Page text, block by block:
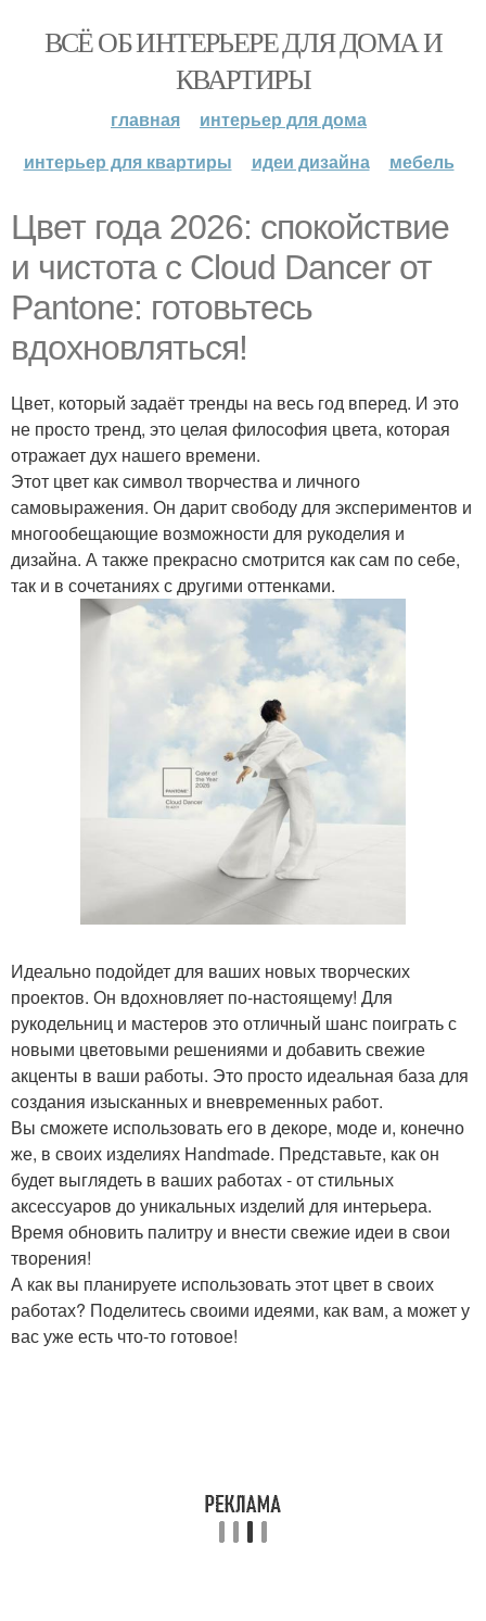
ВСЁ ОБ ИНТЕРЬЕРЕ ДЛЯ ДОМА И
КВАРТИРЫ
главная
интерьер для дома
интерьер для квартиры
идеи дизайна мебель
Цвет года 2026: спокойствие
и чистота с Cloud Dancer от
Pantone: готовьтесь
вдохновляться!
Цвет, который задаёт тренды на весь год вперед. И это
не просто тренд, это целая философия цвета, которая
отражает дух нашего времени.
Этот цвет как символ творчества и личного
самовыражения. Он дарит свободу для экспериментов и
многообещающие возможности для рукоделия и
дизайна. А также прекрасно смотрится как сам по себе,
так и в сочетаниях с другими оттенками.
Идеально подойдет для ваших новых творческих
проектов. Он вдохновляет по-настоящему! Для
рукодельниц и мастеров это отличный шанс поиграть с
новыми цветовыми решениями и добавить свежие
акценты в ваши работы. Это просто идеальная база для
создания изысканных и вневременных работ.
Вы сможете использовать его в декоре, моде и, конечно
же, в своих изделиях Handmade. Представьте, как он
будет выглядеть в ваших работах - от стильных
аксессуаров до уникальных изделий для интерьера.
Время обновить палитру и внести свежие идеи в свои
творения!
А как вы планируете использовать этот цвет в своих
работах? Поделитесь своими идеями, как вам, а может у
вас уже есть что-то готовое!